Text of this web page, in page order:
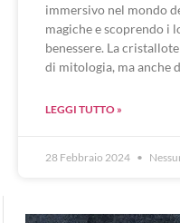
immersivo nel mondo
magiche e scoprendo i
benessere. La
di mitologia, ma anche
LEGGI TUTTO »
28 Febbraio 2024